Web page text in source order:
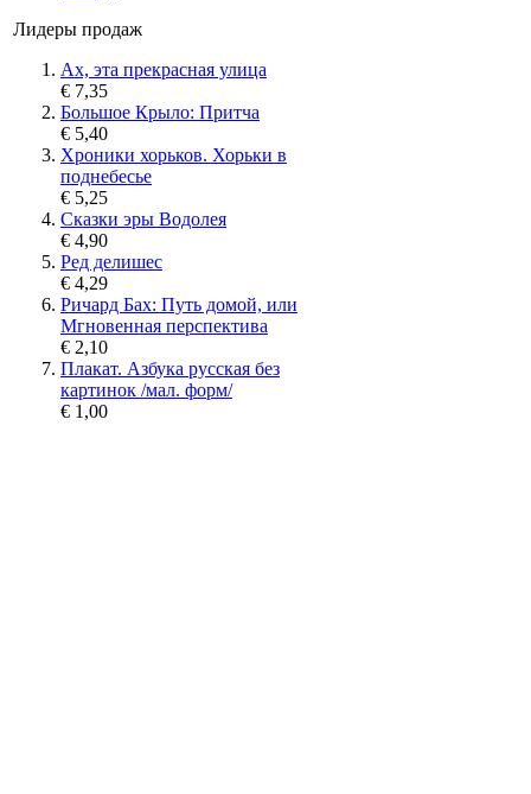
Лидеры продаж
Ах, эта прекрасная улица
€ 7,35
Большое Крыло: Притча
€ 5,40
Хроники хорьков. Хорьки в
поднебесье
€ 5,25
Сказки эры Водолея
€ 4,90
Ред делишес
€ 4,29
Ричард Бах: Путь домой, или
Мгновенная перспектива
€ 2,10
Плакат. Азбука русская без
картинок /мал. форм/
€ 1,00